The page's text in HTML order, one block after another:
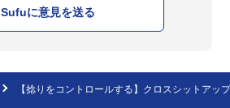
Sufuに意見を送る
【捻りをコントロールする】クロスシットアップ